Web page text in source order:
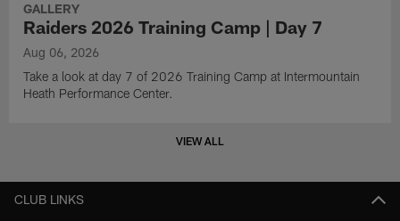
GALLERY
Raiders 2026 Training Camp | Day 7
Aug 06, 2026
Take a look at day 7 of 2026 Training Camp at Intermountain
Heath Performance Center.
VIEW ALL
CLUB LINKS